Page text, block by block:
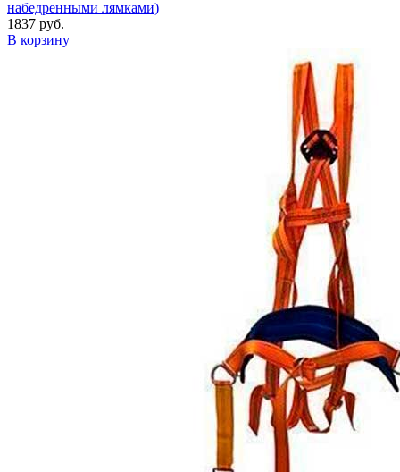
набедренными лямками)
1837 руб.
В корзину